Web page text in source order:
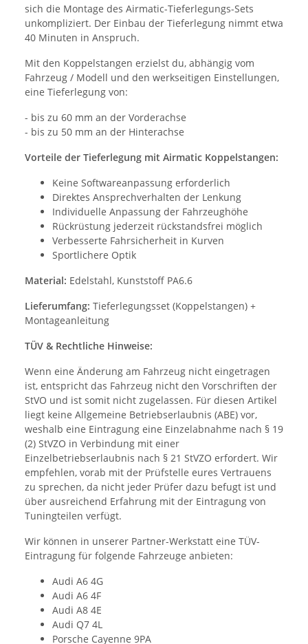
sich die Montage des Airmatic-Tieferlegungs-Sets
unkompliziert. Der Einbau der Tieferlegung nimmt etwa
40 Minuten in Anspruch.
Mit den Koppelstangen erzielst du, abhängig vom
Fahrzeug / Modell und den werkseitigen Einstellungen,
eine Tieferlegung von:
- bis zu 60 mm an der Vorderachse
- bis zu 50 mm an der Hinterachse
Vorteile der Tieferlegung mit Airmatic Koppelstangen:
Keine Softwareanpassung erforderlich
Direktes Ansprechverhalten der Lenkung
Individuelle Anpassung der Fahrzeughöhe
Rückrüstung jederzeit rückstandsfrei möglich
Verbesserte Fahrsicherheit in Kurven
Sportlichere Optik
Material: Edelstahl, Kunststoff PA6.6
Lieferumfang: Tieferlegungsset (Koppelstangen) +
Montageanleitung
TÜV & Rechtliche Hinweise:
Wenn eine Änderung am Fahrzeug nicht eingetragen
ist, entspricht das Fahrzeug nicht den Vorschriften der
StVO und ist somit nicht zugelassen. Für diesen Artikel
liegt keine Allgemeine Betriebserlaubnis (ABE) vor,
weshalb eine Eintragung eine Einzelabnahme nach § 19
(2) StVZO in Verbindung mit einer
Einzelbetriebserlaubnis nach § 21 StVZO erfordert. Wir
empfehlen, vorab mit der Prüfstelle eures Vertrauens
zu sprechen, da nicht jeder Prüfer dazu befugt ist und
über ausreichend Erfahrung mit der Eintragung von
Tuningteilen verfügt.
Wir können in unserer Partner-Werkstatt eine TÜV-
Eintragung für folgende Fahrzeuge anbieten:
Audi A6 4G
Audi A6 4F
Audi A8 4E
Audi Q7 4L
Porsche Cayenne 9PA